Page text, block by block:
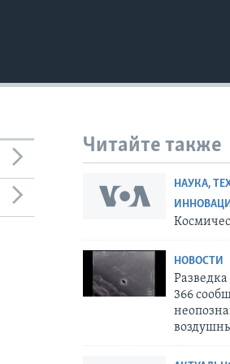
Читайте также
НАУКА,
НОВОСТИ
366